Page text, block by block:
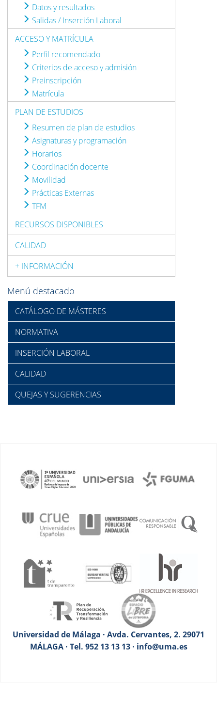
Datos y resultados
Salidas / Inserción Laboral
ACCESO Y MATRÍCULA
Perfil recomendado
Criterios de acceso y admisión
Preinscripción
Matrícula
PLAN DE ESTUDIOS
Resumen de plan de estudios
Asignaturas y programación
Horarios
Coordinación docente
Movilidad
Prácticas Externas
TFM
RECURSOS DISPONIBLES
CALIDAD
+ INFORMACIÓN
Menú destacado
CATÁLOGO DE MÁSTERES
NORMATIVA
INSERCIÓN LABORAL
CALIDAD
QUEJAS Y SUGERENCIAS
Universidad de Málaga · Avda. Cervantes, 2. 29071
MÁLAGA · Tel. 952 13 13 13 · info@uma.es